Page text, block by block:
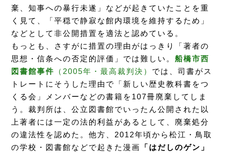
棄、知事への暴行未遂」などが起きていたことを重
く見て、「平穏で静寂な館内環境を維持するため」
などとして非公開措置を適法と認めている。
もっとも、さすがに措置の理由がはっきり「著者の
思想・信条への否定的評価」では難しい。船橋市西
図書館事件 （2005年・最高裁判決） では、司書がス
トレートにそうした理由で「新しい歴史教科書をつ
くる会」メンバーなどの書籍を107冊廃棄してしま
う。裁判所は、公立図書館でいったん公開された以
上著者には一定の法的利益があるとして、廃棄処分
の違法性を認めた。他方、2012年頃から松江・鳥取
の学校・図書館などで起きた漫画
「はだしのゲン」